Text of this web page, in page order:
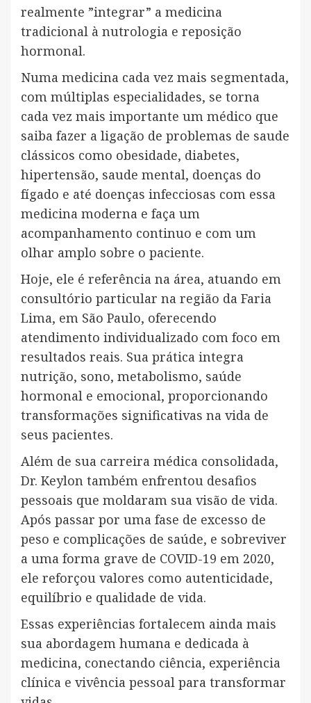
realmente ”integrar” a medicina
tradicional à nutrologia e reposição
hormonal.
Numa medicina cada vez mais segmentada,
com múltiplas especialidades, se torna
cada vez mais importante um médico que
saiba fazer a ligação de problemas de saude
clássicos como obesidade, diabetes,
hipertensão, saude mental, doenças do
fígado e até doenças infecciosas com essa
medicina moderna e faça um
acompanhamento continuo e com um
olhar amplo sobre o paciente.
Hoje, ele é referência na área, atuando em
consultório particular na região da Faria
Lima, em São Paulo, oferecendo
atendimento individualizado com foco em
resultados reais. Sua prática integra
nutrição, sono, metabolismo, saúde
hormonal e emocional, proporcionando
transformações significativas na vida de
seus pacientes.
Além de sua carreira médica consolidada,
Dr. Keylon também enfrentou desafios
pessoais que moldaram sua visão de vida.
Após passar por uma fase de excesso de
peso e complicações de saúde, e sobreviver
a uma forma grave de COVID-19 em 2020,
ele reforçou valores como autenticidade,
equilíbrio e qualidade de vida.
Essas experiências fortalecem ainda mais
sua abordagem humana e dedicada à
medicina, conectando ciência, experiência
clínica e vivência pessoal para transformar